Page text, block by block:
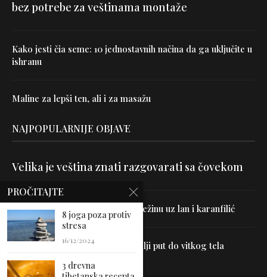
bez potrebe za veštinama montaže
Kako jesti čia seme: 10 jednostavnih načina da ga uključite u
ishranu
Maline za lepši ten, ali i za masažu
NAJPOPULARNIJE OBJAVE
Velika je veština znati razgovarati sa čovekom
Uništite parazite i normalizujte težinu uz lan i karanfilić
Dr Hajder: Akupunktura je najbolji put do vitkog tela
PROČITAJTE
8 joga poza protiv
stresa
16/12/2024
3 drevna